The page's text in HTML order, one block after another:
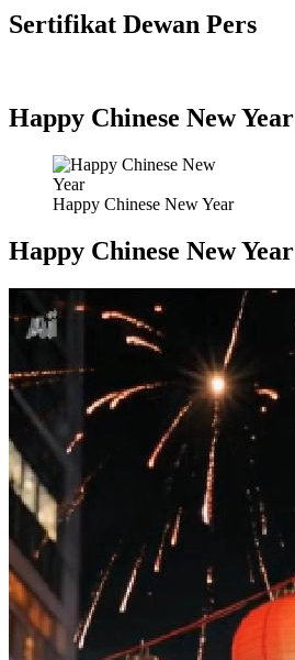
Sertifikat Dewan Pers
Happy Chinese New Year
Happy Chinese New Year
Happy Chinese New Year